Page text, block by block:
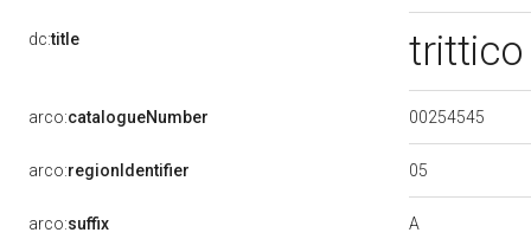
dc:title
arco:catalogueNumber 00254545
arco:regionIdentifier 05
arco:suffix A